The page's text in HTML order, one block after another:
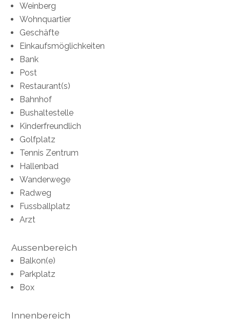
Weinberg
Wohnquartier
Geschäfte
Einkaufsmöglichkeiten
Bank
Post
Restaurant(s)
Bahnhof
Bushaltestelle
Kinderfreundlich
Golfplatz
Tennis Zentrum
Hallenbad
Wanderwege
Radweg
Fussballplatz
Arzt
Aussenbereich
Balkon(e)
Parkplatz
Box
Innenbereich